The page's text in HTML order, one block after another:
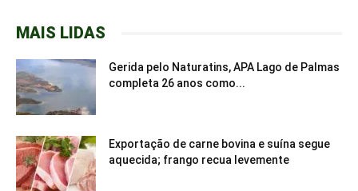
MAIS LIDAS
Gerida pelo Naturatins, APA Lago de Palmas
completa 26 anos como...
Exportação de carne bovina e suína segue
aquecida; frango recua levemente